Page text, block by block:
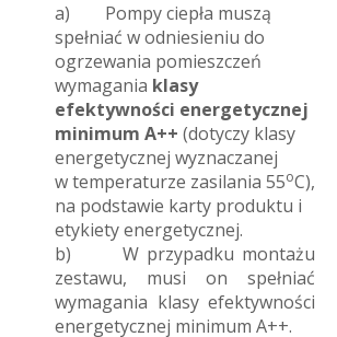
a) Pompy ciepła muszą
spełniać w odniesieniu do
ogrzewania pomieszczeń
wymagania klasy
efektywności energetycznej
minimum A++ (dotyczy klasy
energetycznej wyznaczanej
w temperaturze zasilania 55oC),
na podstawie karty produktu i
etykiety energetycznej.
b) W przypadku montażu
zestawu, musi on spełniać
wymagania klasy efektywności
energetycznej minimum A++.